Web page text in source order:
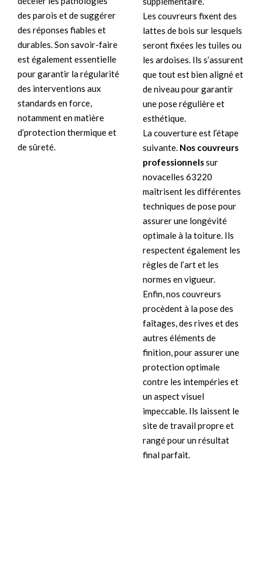
des parois et de suggérer
des réponses fiables et
durables. Son savoir-faire
est également essentielle
pour garantir la régularité
des interventions aux
standards en force,
notamment en matière
d’protection thermique et
de sûreté.
Les couvreurs fixent des
lattes de bois sur lesquels
seront fixées les tuiles ou
les ardoises. Ils s’assurent
que tout est bien aligné et
de niveau pour garantir
une pose régulière et
esthétique.
La couverture est l’étape
suivante. Nos couvreurs
professionnelssur
novacelles 63220
maîtrisent les différentes
techniques de pose pour
assurer une longévité
optimale à la toiture. Ils
respectent également les
règles de l’art et les
normes en vigueur.
Enfin, nos couvreurs
procèdent à la pose des
faîtages, des rives et des
autres éléments de
finition, pour assurer une
protection optimale
contre les intempéries et
un aspect visuel
impeccable. Ils laissent le
site de travail propre et
rangé pour un résultat
final parfait.